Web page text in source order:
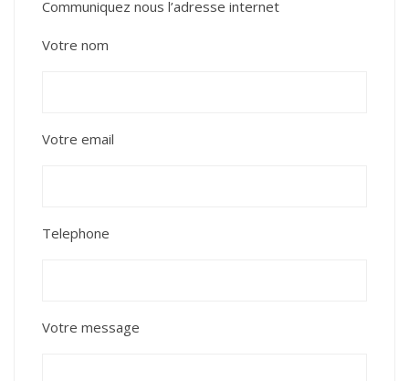
Communiquez nous l’adresse internet
Votre nom
Votre email
Telephone
Votre message